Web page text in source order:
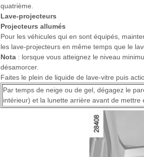
quatrième.
Lave-projecteurs
Projecteurs allumés
Pour les véhicules qui en sont équipés,
les lave-projecteurs en même temps que le
Nota: lorsque vous atteignez le niveau
désamorcer.
Faites le plein de liquide de lave-vitre puis
Par temps de neige ou de gel, dégagez le
intérieur) et la lunette arrière avant de